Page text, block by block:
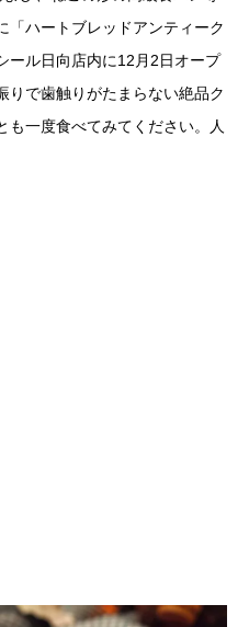
「ハートブレッドアンティーク
ール日向店内に12月2日オープ
りで歯触りがたまらない絶品ク
も一度食べてみてください。人